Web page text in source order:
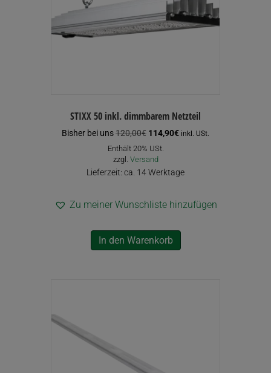
STIXX 50 inkl. dimmbarem Netzteil
Bisher bei uns120,00€ Ursprünglicher
Preis
war:
120,00€
114,90€Aktueller
inkl. USt.
Enthält 20% USt.
zzgl. Versand
Lieferzeit: ca. 14 Werktage
Zu meiner Wunschliste hinzufügen
In den Warenkorb